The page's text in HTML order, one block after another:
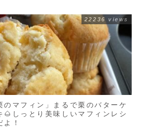
のマフィン」まるで栗のバターケ
🌰しっとり美味しいマフィンレシ
よ！
22236 views